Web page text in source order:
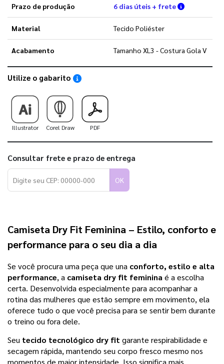
Prazo de produção 6 dias úteis + frete Verifique
Material Tecido Poliéster
Acabamento Tamanho XL3 - Costura Gola V
Utilize o gabarito Saiba como utilizar os nossos gabaritos
Illustrator Corel Draw PDF
Consultar frete e prazo de entrega
OK
Camiseta Dry Fit Feminina – Estilo, conforto e
performance para o seu dia a dia
Se você procura uma peça que una conforto, estilo e alta
performance, a camiseta dry fit femininaé a escolha
certa. Desenvolvida especialmente para acompanhar a
rotina das mulheres que estão sempre em movimento, ela
oferece tudo o que você precisa para se sentir bem durante
o treino ou fora dele.
Seu tecido tecnológico dry fit garante respirabilidade e
secagem rápida, mantendo seu corpo fresco mesmo nos
momentos de maior intensidade. Isso significa mais